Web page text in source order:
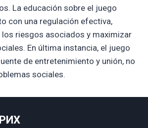
La educación sobre el juego
con una regulación efectiva,
los riesgos asociados y maximizar
En última instancia, el juego
de entretenimiento y unión, no
sociales.